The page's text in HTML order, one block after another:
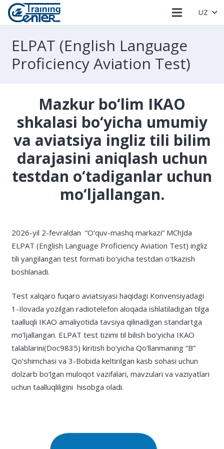
UZ
ELPAT (English Language
Proficiency Aviation Test)
Mazkur bo‘lim IKAO
shkalasi bo‘yicha umumiy
va aviatsiya ingliz tili bilim
darajasini aniqlash uchun
testdan o‘tadiganlar uchun
mo‘ljallangan.
2026-yil 2-fevraldan “O‘quv-mashq markazi” MChJda
ELPAT (English Language Proficiency Aviation Test) ingliz
tili yangilangan test formati bo‘yicha testdan o‘tkazish
boshlanadi.
Test xalqaro fuqaro aviatsiyasi haqidagi Konvensiyadagi
1-Ilovada yozilgan radiotelefon aloqada ishlatiladigan tilga
taalluqli IKAO amaliyotida tavsiya qilinadigan standartga
mo‘ljallangan. ELPAT test tizimi til bilish bo‘yicha IKAO
talablarini(Doc9835) kiritish bo‘yicha Qo‘llanmaning “B”
Qo‘shimchasi va 3-Bobida keltirilgan kasb sohasi uchun
dolzarb bo‘lgan muloqot vazifalari, mavzulari va vaziyatlari
uchun taalluqliligini hisobga oladi.